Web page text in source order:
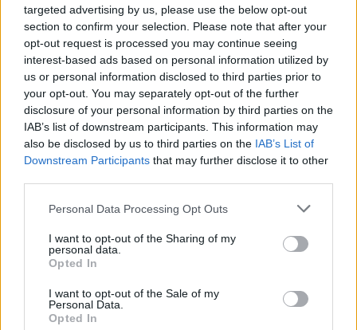
targeted advertising by us, please use the below opt-out
section to confirm your selection. Please note that after your
opt-out request is processed you may continue seeing
interest-based ads based on personal information utilized by
us or personal information disclosed to third parties prior to
your opt-out. You may separately opt-out of the further
disclosure of your personal information by third parties on the
IAB’s list of downstream participants. This information may
also be disclosed by us to third parties on the IAB’s List of
Downstream Participants that may further disclose it to other
Please note that this website/app uses one or more Google
not limited to your visit or usage behaviour. You may click to
grant or deny consent to Google and its third-party tags to
use your data for below specified purposes in below Google
consent section.
Personal Data Processing Opt Outs
I want to opt-out of the Sharing of my
personal data.
Opted In
I want to opt-out of the Sale of my
Personal Data.
Opted In
MAGYAR ÉPÍTŐK
M1 bővítés: már zajlik a teljesen új Bicske Kelet
csomópont építése